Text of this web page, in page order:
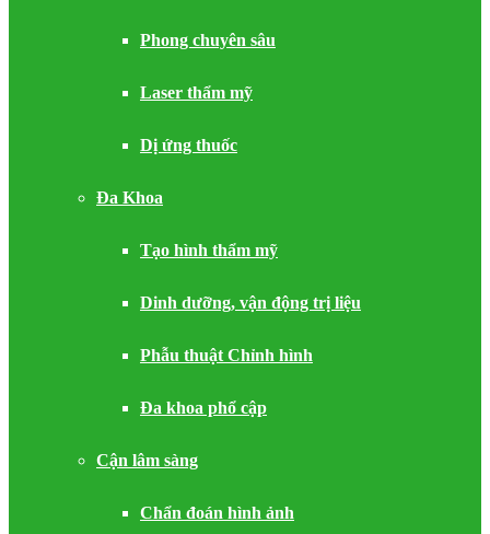
Phong chuyên sâu
Laser thẩm mỹ
Dị ứng thuốc
Đa Khoa
Tạo hình thẩm mỹ
Dinh dưỡng, vận động trị liệu
Phẫu thuật Chỉnh hình
Đa khoa phổ cập
Cận lâm sàng
Chẩn đoán hình ảnh